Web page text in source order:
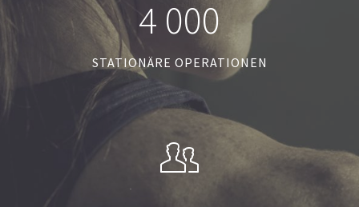
4 000
STATIONÄRE OPERATIONEN